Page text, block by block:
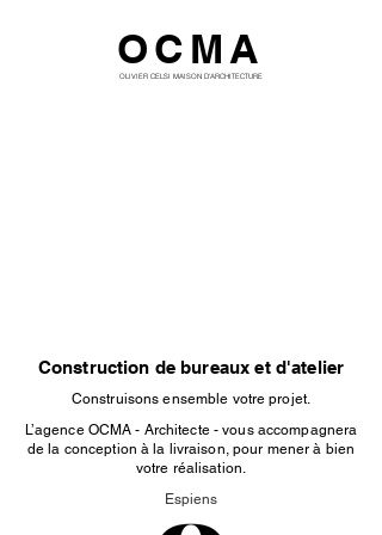
OCMA
OLIVIER CELSI MAISON D'ARCHITECTURE
Construction de bureaux et d'atelier
Construisons ensemble votre projet.
L’agence OCMA - Architecte - vous accompagnera
de la conception à la livraison, pour mener à bien
votre réalisation.
Espiens